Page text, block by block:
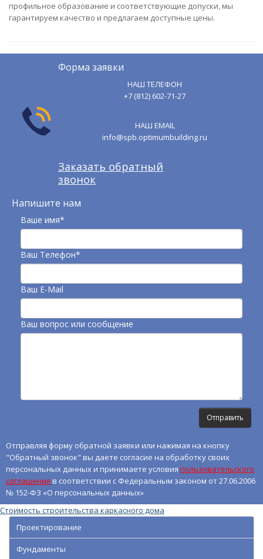
профильное образование и соответствующие допуски, мы
гарантируем качество и предлагаем доступные цены.
Форма заявки
НАШ ТЕЛЕФОН
+7 (812) 602-71-27
НАШ EMAIL
info@spb.optimumbuilding.ru
Заказать обратный
звонок
Напишите нам
Ваше имя*
Ваш Телефон*
Ваш E-Mail
Ваш вопрос или сообщение
Отправляя форму обратной заявки или нажимая на кнопку
"Обратный звонок" вы даете согласие на обработку своих
персональных данных и принимаете условия пользовательского
соглашения в соответствии с Федеральным законом от 27.06.2006
№ 152-ФЗ «О персональных данных»
Стоимость строительства каркасного дома
Проектирование
Фундаменты